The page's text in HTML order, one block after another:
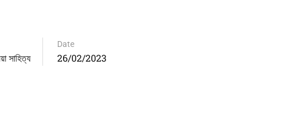
সাহিত্য
Date
26/02/2023